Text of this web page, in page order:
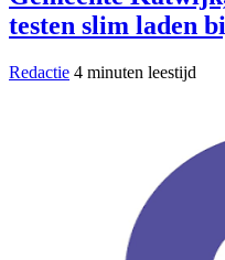
testen slim laden
Redactie 4 minuten leestijd